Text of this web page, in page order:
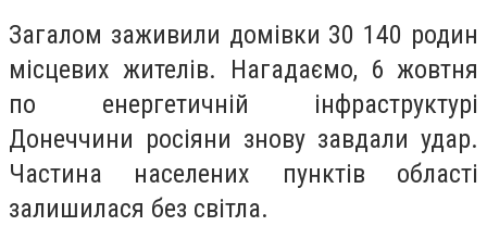
Загалом заживили домівки 30 140 родин
місцевих жителів. Нагадаємо, 6 жовтня
по енергетичній інфраструктурі
Донеччини росіяни знову завдали удар.
Частина населених пунктів області
залишилася без світла.